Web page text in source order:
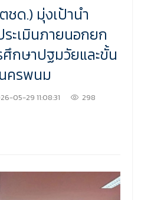
ชด.) มุ่งเป้านำ
ะเมินภายนอกยก
กษาปฐมวัยและขั้น
ครพนม
05-29 11:08:31 298